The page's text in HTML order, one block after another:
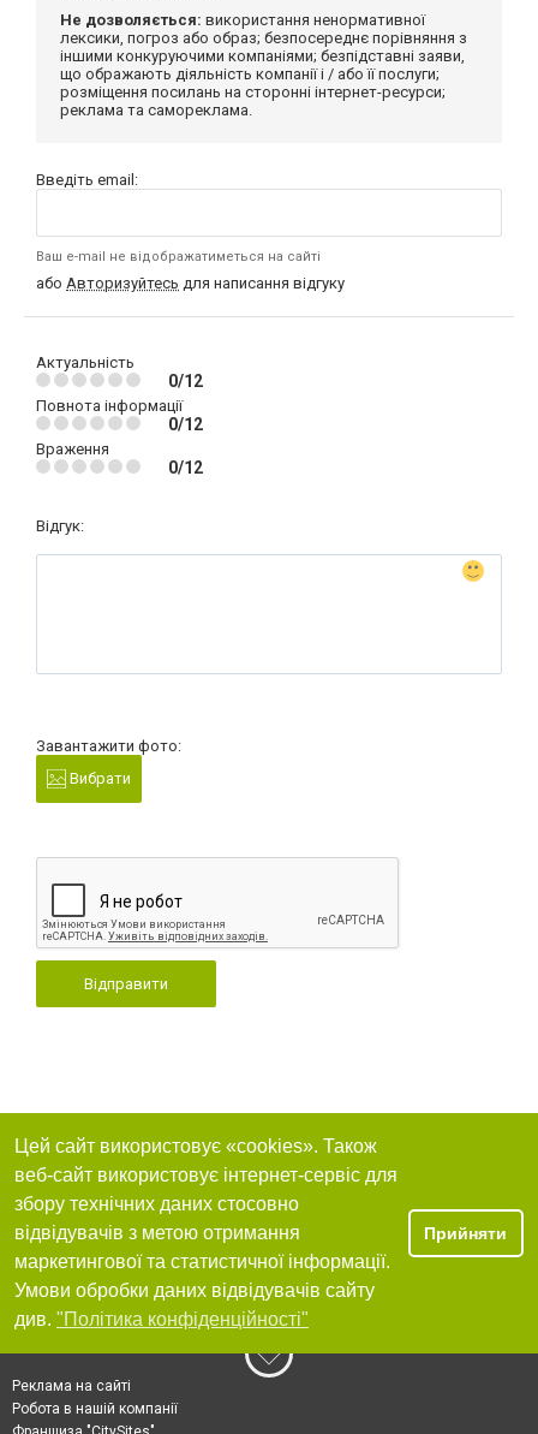
Не дозволяється: використання ненормативної
лексики, погроз або образ; безпосереднє порівняння з
іншими конкуруючими компаніями; безпідставні заяви,
що ображають діяльність компанії і / або її послуги;
розміщення посилань на сторонні інтернет-ресурси;
реклама та самореклама.
Введіть email:
Ваш e-mail не відображатиметься на сайті
або Авторизуйтесь для написання відгуку
Актуальність
0/12
Повнота інформації
0/12
Враження
0/12
Відгук:
Завантажити фото:
Вибрати
Відправити
Цей сайт використовує «cookies». Також
веб-сайт використовує інтернет-сервіс для
збору технічних даних стосовно
відвідувачів з метою отримання
маркетингової та статистичної інформації.
Умови обробки даних відвідувачів сайту
див. "Політика конфіденційності"
Прийняти
Реклама на сайті
Робота в нашій компанії